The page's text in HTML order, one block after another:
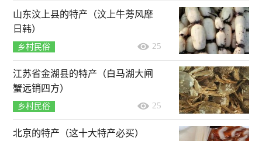
山东汶上县的特产（汶上牛蒡风靡
日韩）
乡村民俗 25
江苏省金湖县的特产（白马湖大闸
蟹远销四方）
乡村民俗 25
北京的特产（这十大特产必买）